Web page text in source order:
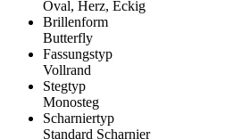
Oval, Herz, Eckig
Brillenform
Butterfly
Fassungstyp
Vollrand
Stegtyp
Monosteg
Scharniertyp
Standard Scharnier